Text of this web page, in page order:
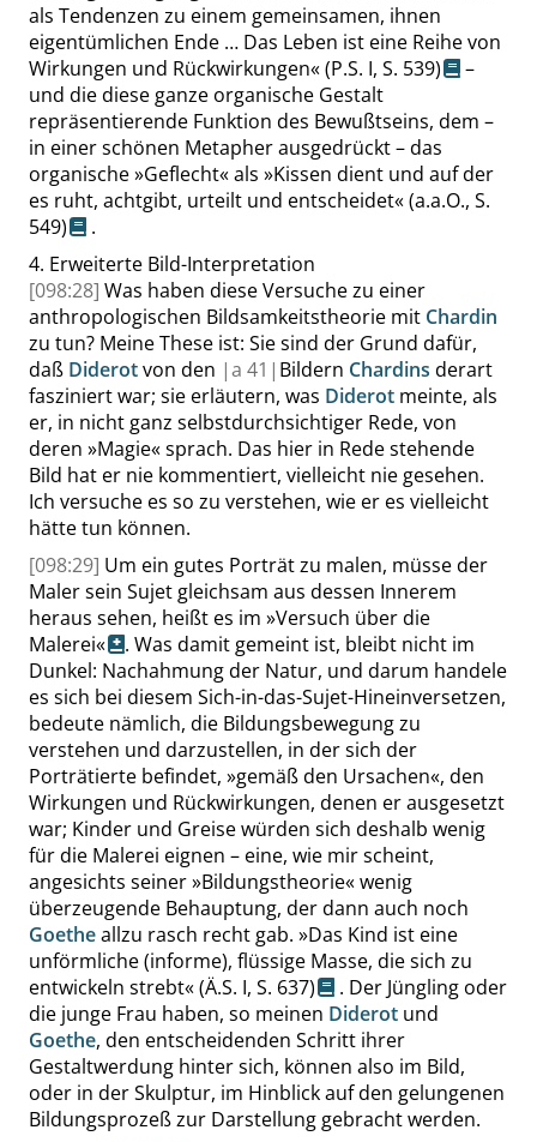
als Tendenzen zu einem gemeinsamen, ihnen
eigentümlichen Ende … Das Leben ist eine Reihe von
Wirkungen und Rückwirkungen«(P.S. I, S. 539)
–
und die diese ganze organische Gestalt
repräsentierende Funktion des Bewußtseins, dem –
in einer schönen Metapher ausgedrückt – das
organische»Geflecht«als »Kissen dient und auf der
es ruht, achtgibt, urteilt und entscheidet«(a.a.O., S.
549)
.
4. Erweiterte Bild-Interpretation
[098:28] Was haben diese Versuche zu einer
anthropologischen Bildsamkeitstheorie mit Chardin
zu tun? Meine These ist: Sie sind der Grund dafür,
daß Diderotvon den |a 41| Bildern Chardins derart
fasziniert war; sie erläutern, was Diderot meinte, als
er, in nicht ganz selbstdurchsichtiger Rede, von
deren »Magie«sprach. Das hier in Rede stehende
Bild hat er nie kommentiert, vielleicht nie gesehen.
Ich versuche es so zu verstehen, wie er es vielleicht
hätte tun können.
[098:29] Um ein gutes Porträt zu malen, müsse der
Maler sein Sujet gleichsam aus dessen Innerem
heraus sehen, heißt es im »Versuch über die
Malerei«
. Was damit gemeint ist, bleibt nicht im
Dunkel: Nachahmung der Natur, und darum handele
es sich bei diesem Sich-in-das-Sujet-Hineinversetzen,
bedeute nämlich, die Bildungsbewegung zu
verstehen und darzustellen, in der sich der
Porträtierte befindet, »gemäß den Ursachen«, den
Wirkungen und Rückwirkungen, denen er ausgesetzt
war; Kinder und Greise würden sich deshalb wenig
für die Malerei eignen – eine, wie mir scheint,
angesichts seiner»Bildungstheorie«wenig
überzeugende Behauptung, der dann auch noch
Goetheallzu rasch recht gab. »Das Kind ist eine
unförmliche (informe), flüssige Masse, die sich zu
entwickeln strebt«(Ä.S. I, S. 637)
. Der Jüngling oder
die junge Frau haben, so meinen Diderot und
Goethe, den entscheidenden Schritt ihrer
Gestaltwerdung hinter sich, können also im Bild,
oder in der Skulptur, im Hinblick auf den gelungenen
Bildungsprozeß zur Darstellung gebracht werden.